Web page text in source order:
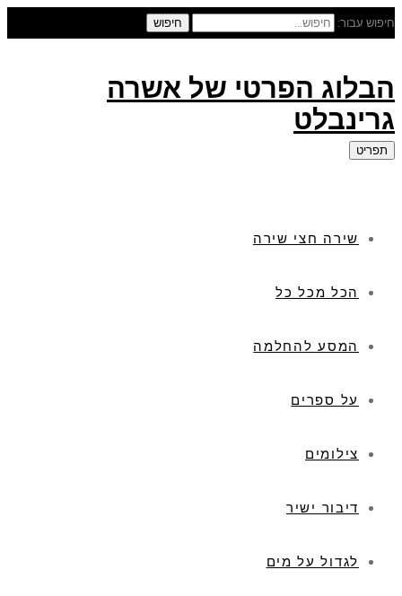
חיפוש עבור: חיפוש
הבלוג הפרטי של אשרה
גרינבלט
תפריט
שירה חצי שירה
הכל מכל כל
המסע להחלמה
על ספרים
צילומים
דיבור ישיר
לגדול על מים